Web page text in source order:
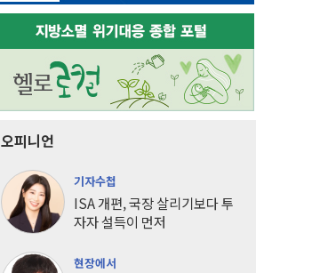
오피니언
기자수첩
ISA 개편, 국장 살리기보다 투
자자 설득이 먼저
현장에서